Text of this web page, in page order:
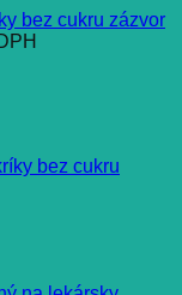
bez cukru zázvor
bez cukru